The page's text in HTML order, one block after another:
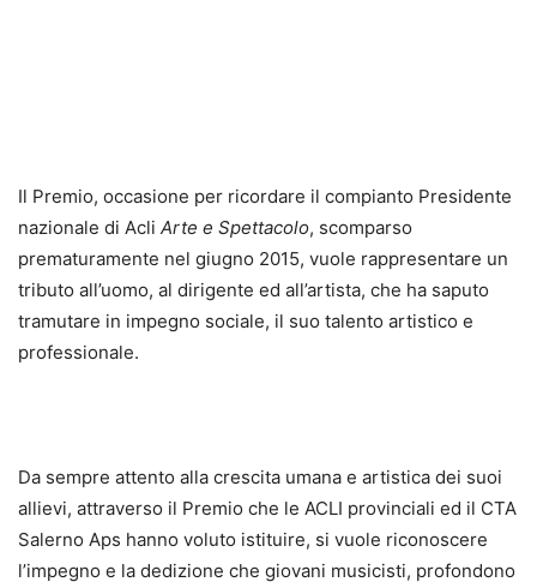
Il Premio, occasione per ricordare il compianto Presidente
nazionale di Acli Arte e Spettacolo, scomparso
prematuramente nel giugno 2015, vuole rappresentare un
tributo all’uomo, al dirigente ed all’artista, che ha saputo
tramutare in impegno sociale, il suo talento artistico e
professionale.
Da sempre attento alla crescita umana e artistica dei suoi
allievi, attraverso il Premio che le ACLI provinciali ed il CTA
Salerno Aps hanno voluto istituire, si vuole riconoscere
l’impegno e la dedizione che giovani musicisti, profondono